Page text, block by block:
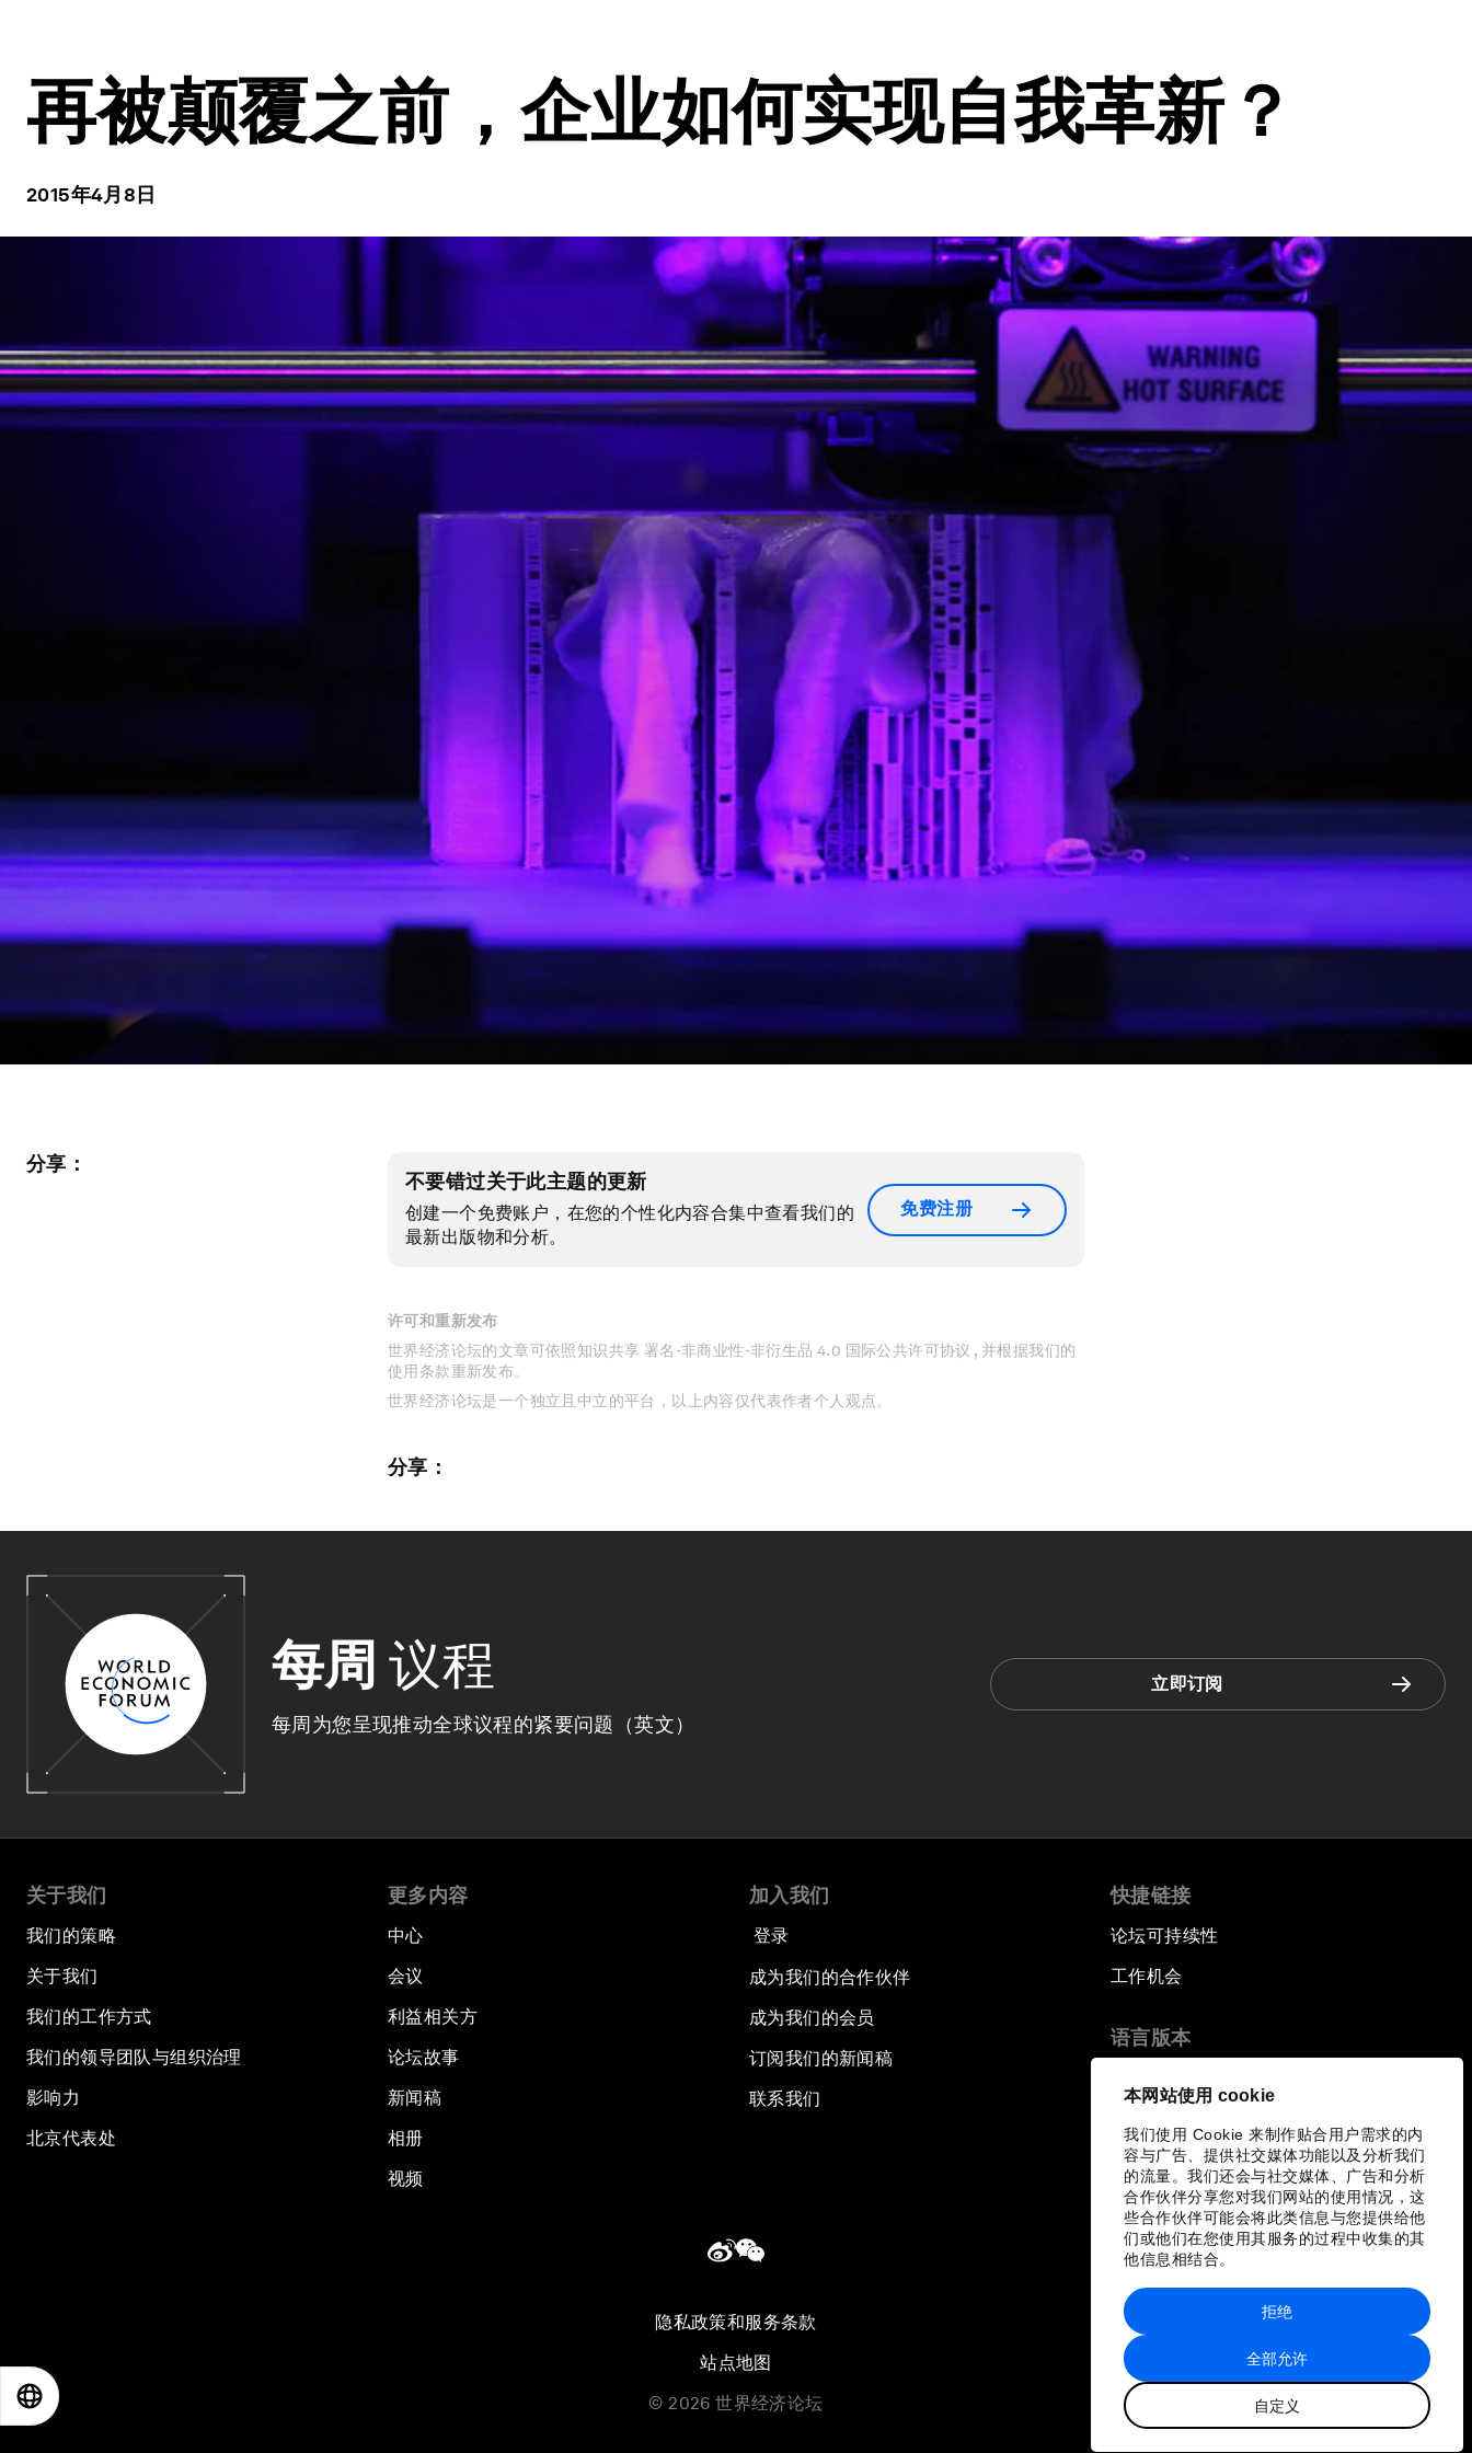
本网站使用 cookie
我们使用 Cookie 来制作贴合用户需求的内
容与广告、提供社交媒体功能以及分析我们
的流量。我们还会与社交媒体、广告和分析
合作伙伴分享您对我们网站的使用情况，这
些合作伙伴可能会将此类信息与您提供给他
们或他们在您使用其服务的过程中收集的其
他信息相结合。
全部允许
自定义
拒绝
再被颠覆之前，企业如何实现自我革新？
2015年4月8日
分享：
不要错过关于此主题的更新
创建一个免费账户，在您的个性化内容合集中查看我们的
最新出版物和分析。
免费注册
许可和重新发布
世界经济论坛的文章可依照知识共享 署名-非商业性-非衍生品 4.0 国际公共许可协议 , 并根据我们的
使用条款重新发布。
世界经济论坛是一个独立且中立的平台，以上内容仅代表作者个人观点。
分享：
每周 议程
每周为您呈现推动全球议程的紧要问题（英文）
立即订阅
关于我们
我们的策略
关于我们
我们的工作方式
我们的领导团队与组织治理
影响力
北京代表处
更多内容
中心
会议
利益相关方
论坛故事
新闻稿
相册
视频
加入我们
登录
成为我们的合作伙伴
成为我们的会员
订阅我们的新闻稿
联系我们
快捷链接
论坛可持续性
工作机会
语言版本
隐私政策和服务条款
站点地图
© 2026 世界经济论坛